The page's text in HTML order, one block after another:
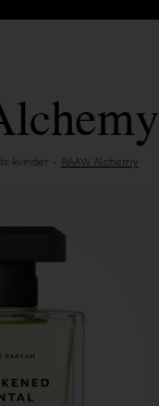
kvinder - RAAW Alchemy